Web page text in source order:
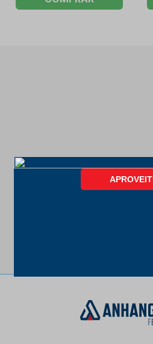
FORMAS DE